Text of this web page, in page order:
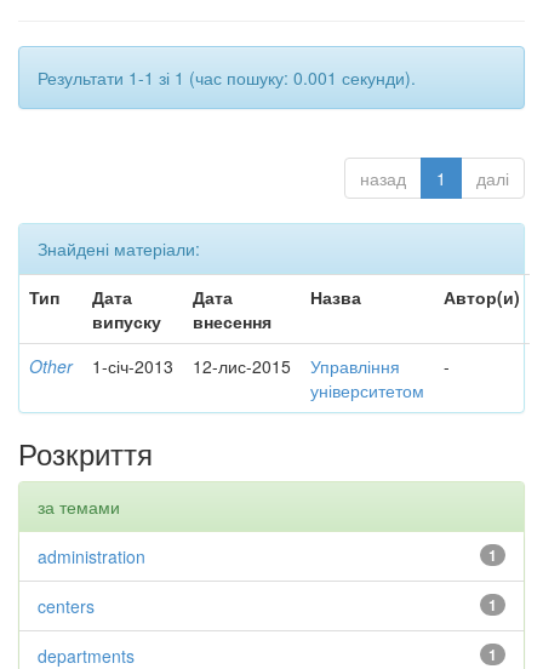
Результати 1-1 зі 1 (час пошуку: 0.001 секунди).
назад 1 далі
Знайдені матеріали:
Тип
Дата
випуску
Дата
внесення
Назва Автор(и)
Other 1-січ-2013 12-лис-2015
Управління
університетом
-
Розкриття
за темами
1
administration
1
centers
1
departments